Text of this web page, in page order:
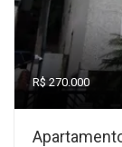
R$ 270.000